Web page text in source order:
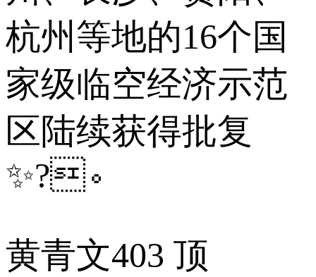
杭州等地的16个国
家级临空经济示范
区陆续获得批复
✨?。
黄青文403 顶